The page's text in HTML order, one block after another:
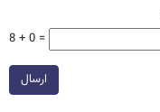
8 + 0 =
ارسال